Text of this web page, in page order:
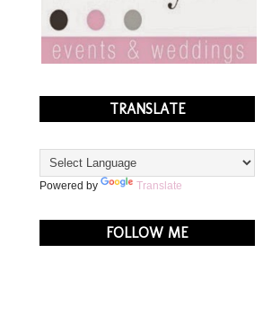
TRANSLATE
Powered by Translate
FOLLOW ME